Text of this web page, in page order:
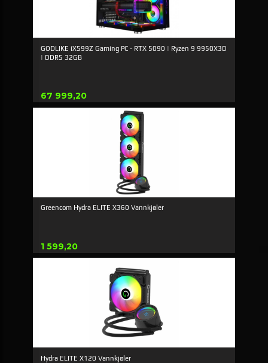
GODLIKE iX599Z Gaming PC - RTX 5090 | Ryzen 9 9950X3D
| DDR5 32GB
Pris
67 999,20
Greencom Hydra ELITE X360 Vannkjøler
Pris
1 599,20
Hydra ELITE X120 Vannkjøler